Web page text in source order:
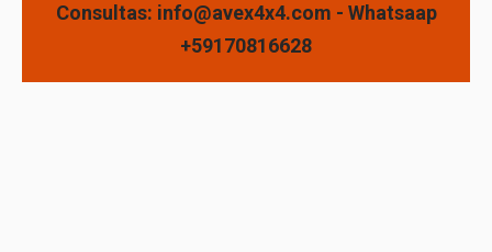
Consultas: info@avex4x4.com - Whatsaap
+59170816628